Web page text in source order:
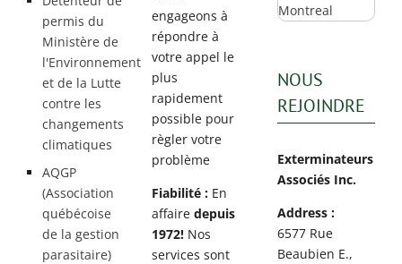
permis du
Ministère de
l'Environnement
et de la Lutte
contre les
changements
climatiques
AQGP
(Association
québécoise
de la gestion
parasitaire)
engageons à
répondre à
votre appel le
plus
rapidement
possible pour
règler votre
problème
Fiabilité : En
affairedepuis
1972! Nos
services sont
NOUS
REJOINDRE
Exterminateurs
Associés Inc.
Address :
6577 Rue
Beaubien E.,